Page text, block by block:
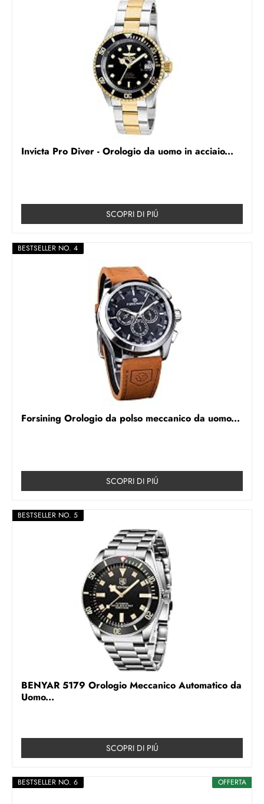
Invicta Pro Diver - Orologio da uomo in acciaio...
SCOPRI DI PIÚ
BESTSELLER NO. 4
Forsining Orologio da polso meccanico da uomo...
SCOPRI DI PIÚ
BESTSELLER NO. 5
BENYAR 5179 Orologio Meccanico Automatico da
Uomo...
SCOPRI DI PIÚ
OFFERTA
BESTSELLER NO. 6